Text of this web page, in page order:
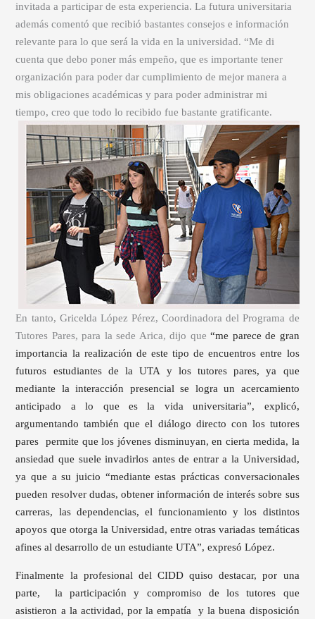
invitada a participar de esta experiencia. La futura universitaria
además comentó que recibió bastantes consejos e información
relevante para lo que será la vida en la universidad. “Me di
cuenta que debo poner más empeño, que es importante tener
organización para poder dar cumplimiento de mejor manera a
mis obligaciones académicas y para poder administrar mi
tiempo, creo que todo lo recibido fue bastante gratificante.
En tanto, Gricelda López Pérez, Coordinadora del Programa de
Tutores Pares, para la sede Arica, dijo que“me parece de gran
importancia la realización de este tipo de encuentros entre los
futuros estudiantes de la UTA y los tutores pares, ya que
mediante la interacción presencial se logra un acercamiento
anticipado a lo que es la vida universitaria”, explicó,
argumentando también que el diálogo directo con los tutores
pares permite que los jóvenes disminuyan, en cierta medida, la
ansiedad que suele invadirlos antes de entrar a la Universidad,
ya que a su juicio “mediante estas prácticas conversacionales
pueden resolver dudas, obtener información de interés sobre sus
carreras, las dependencias, el funcionamiento y los distintos
apoyos que otorga la Universidad, entre otras variadas temáticas
afines al desarrollo de un estudiante UTA”, expresó López.
Finalmente la profesional del CIDD quiso destacar, por una
parte, la participación y compromiso de los tutores que
asistieron a la actividad, por la empatía y la buena disposición